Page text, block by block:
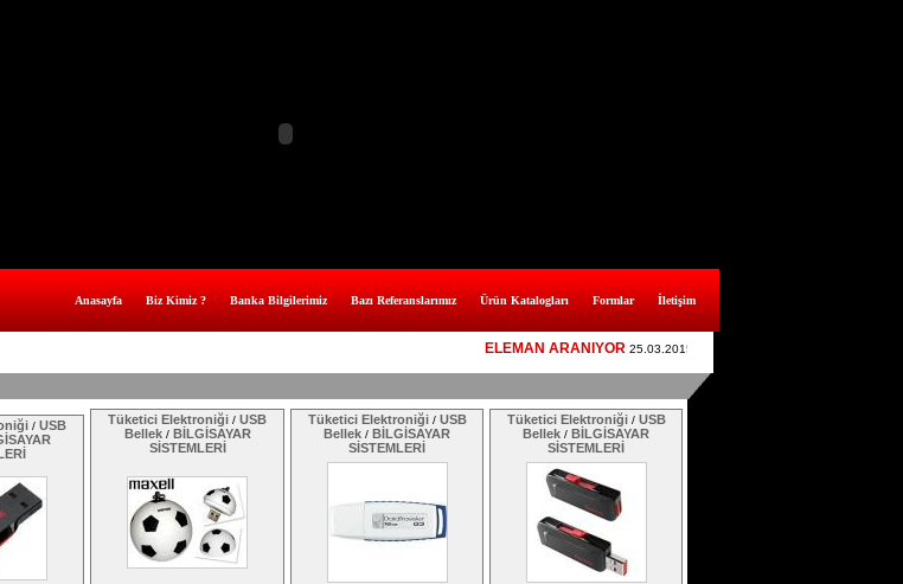
Anasayfa Biz Kimiz ? Banka Bilgilerimiz Bazı Referanslarımız Ürün Katalogları Formlar İletişim
ELEMAN ARANIYOR 25.03.2015
/ USB
Tüketici Elektroniği / USB
Bellek/ BİLGİSAYAR
SİSTEMLERİ
Tüketici Elektroniği/ USB
Bellek / BİLGİSAYAR
SİSTEMLERİ
Tüketici Elektroniği/ USB
Bellek / BİLGİSAYAR
SİSTEMLERİ